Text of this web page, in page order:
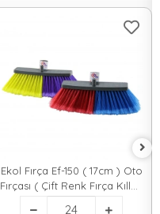
Ekol Fırça Ef-150 ( 17cm ) Oto
Fırçası ( Çift Renk Fırça Kılları
)*24=k